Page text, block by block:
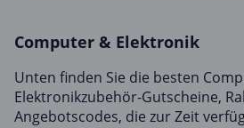
Mode & Accessoires
Shopping
Sonstiges
Computer & Elektronik
Unten finden Sie die besten
Elektronikzubehör-Gutscheine,
Angebotscodes, die zur Zeit